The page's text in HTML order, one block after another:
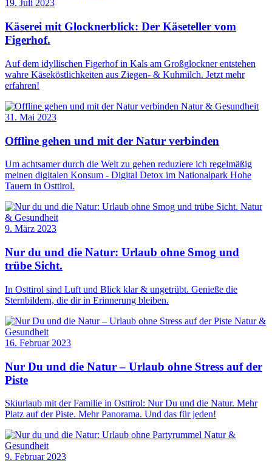
19. Juli 2023
Käserei mit Glocknerblick: Der Käseteller vom
Figerhof.
Auf dem idyllischen Figerhof in Kals am Großglockner entstehen
wahre Käseköstlichkeiten aus Ziegen- & Kuhmilch. Jetzt mehr
erfahren!
Natur & Gesundheit
31. Mai 2023
Offline gehen und mit der Natur verbinden
Um achtsamer durch die Welt zu gehen reduziere ich regelmäßig
meinen digitalen Konsum - Digital Detox im Nationalpark Hohe
Tauern in Osttirol.
Natur
& Gesundheit
9. März 2023
Nur du und die Natur: Urlaub ohne Smog und
trübe Sicht.
In Osttirol sind Luft und Blick klar & ungetrübt. Genieße die
Sternbildern, die dir in Erinnerung bleiben.
Natur &
Gesundheit
16. Februar 2023
Nur Du und die Natur – Urlaub ohne Stress auf der
Piste
Skiurlaub mit der Familie in Osttirol: Nur Du und die Natur. Mehr
Platz auf der Piste. Mehr Panorama. Und das für jeden!
Natur &
Gesundheit
9. Februar 2023